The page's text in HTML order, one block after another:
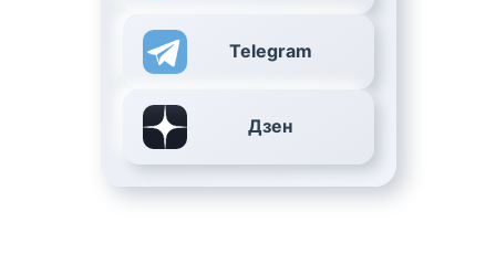
Telegram
Дзен